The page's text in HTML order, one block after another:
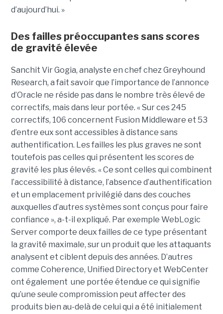
d’aujourd’hui. »
Des failles préoccupantes sans scores
de gravité élevée
Sanchit Vir Gogia, analyste en chef chez Greyhound
Research, a fait savoir que l’importance de l’annonce
d’Oracle ne réside pas dans le nombre très élevé de
correctifs, mais dans leur portée. « Sur ces 245
correctifs, 106 concernent Fusion Middleware et 53
d’entre eux sont accessibles à distance sans
authentification. Les failles les plus graves ne sont
toutefois pas celles qui présentent les scores de
gravité les plus élevés. « Ce sont celles qui combinent
l’accessibilité à distance, l’absence d’authentification
et un emplacement privilégié dans des couches
auxquelles d’autres systèmes sont conçus pour faire
confiance », a-t-il expliqué. Par exemple WebLogic
Server comporte deux failles de ce type présentant
la gravité maximale, sur un produit que les attaquants
analysent et ciblent depuis des années. D’autres
comme Coherence, Unified Directory et WebCenter
ont également une portée étendue ce qui signifie
qu’une seule compromission peut affecter des
produits bien au-delà de celui qui a été initialement